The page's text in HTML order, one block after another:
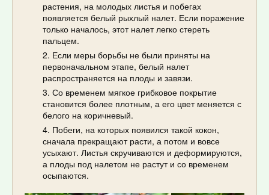
растения, на молодых листья и побегах
появляется белый рыхлый налет. Если поражение
только началось, этот налет легко стереть
пальцем.
Если меры борьбы не были приняты на
первоначальном этапе, белый налет
распространяется на плоды и завязи.
Со временем мягкое грибковое покрытие
становится более плотным, а его цвет меняется с
белого на коричневый.
Побеги, на которых появился такой кокон,
сначала прекращают расти, а потом и вовсе
усыхают. Листья скручиваются и деформируются,
а плоды под налетом не растут и со временем
осыпаются.